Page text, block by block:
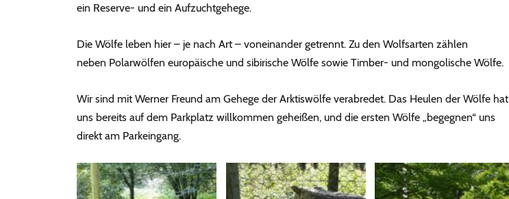
ein Reserve- und ein Aufzuchtgehege.
Die Wölfe leben hier – je nach Art – voneinander getrennt. Zu den Wolfsarten zählen
neben Polarwölfen europäische und sibirische Wölfe sowie Timber- und mongolische Wölfe.
Wir sind mit Werner Freund am Gehege der Arktiswölfe verabredet. Das Heulen der Wölfe hat
uns bereits auf dem Parkplatz willkommen geheißen, und die ersten Wölfe „begegnen“ uns
direkt am Parkeingang.